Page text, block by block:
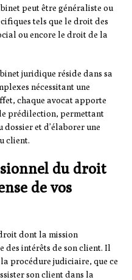
peut être généraliste ou
tels que le droit des
ou encore le droit de la
juridique réside dans sa
nécessitant une
chaque avocat apporte
prédilection, permettant
et d’élaborer une
client.
du droit
de vos
dont la mission
des intérêts de son client. Il
procédure judiciaire, que ce
son client dans la